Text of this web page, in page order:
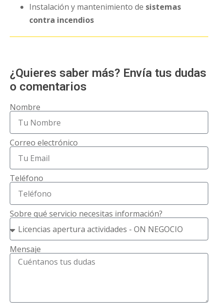
Instalación y mantenimiento de sistemas
contra incendios
¿Quieres saber más? Envía tus dudas
o comentarios
Nombre
Correo electrónico
Teléfono
Sobre qué servicio necesitas información?
Mensaje